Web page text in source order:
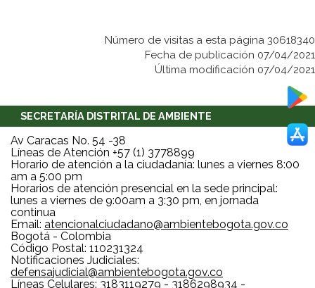
Número de visitas a esta página 30618340
Fecha de publicación 07/04/2021
Última modificación 07/04/2021
SECRETARÍA DISTRITAL DE AMBIENTE
Av Caracas No. 54 -38
Líneas de Atención +57 (1) 3778899
Horario de atención a la ciudadanía: lunes a viernes 8:00
am a 5:00 pm
Horarios de atención presencial en la sede principal:
lunes a viernes de 9:00am a 3:30 pm, en jornada
continua
Email: atencionalciudadano@ambientebogota.gov.co
Bogotá - Colombia
Código Postal: 110231324
Notificaciones Judiciales:
defensajudicial@ambientebogota.gov.co
Líneas Celulares: 3183119279 - 3186298934 -